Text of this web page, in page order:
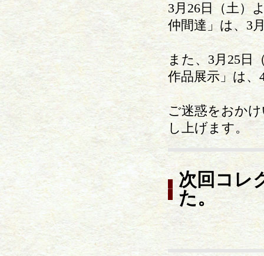
3月26日（土）
仲間達」は、3
また、3月25日
作品展示」は、
ご迷惑をおか
し上げます。
次回コレ
た。